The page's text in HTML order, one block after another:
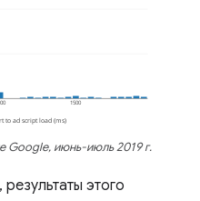
Google, июнь-июль 2019 г.
этого